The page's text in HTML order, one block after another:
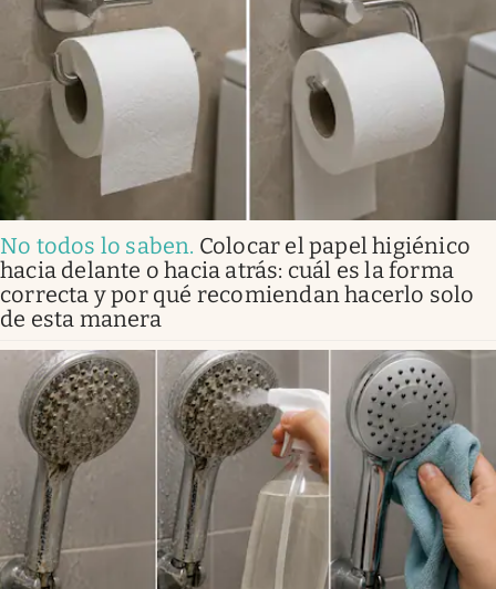
No todos lo saben. Colocar el papel higiénico
hacia delante o hacia atrás: cuál es la forma
correcta y por qué recomiendan hacerlo solo
de esta manera